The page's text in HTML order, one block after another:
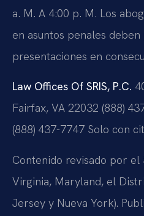
a. M. A 4:00 p. M. Los
en asuntos penales
presentaciones en
Law Offices Of SRIS, P.C.
Fairfax, VA 22032 (888)
(888) 437-7747 Solo con
Contenido revisado por el
Virginia, Maryland, el
Jersey y Nueva York).